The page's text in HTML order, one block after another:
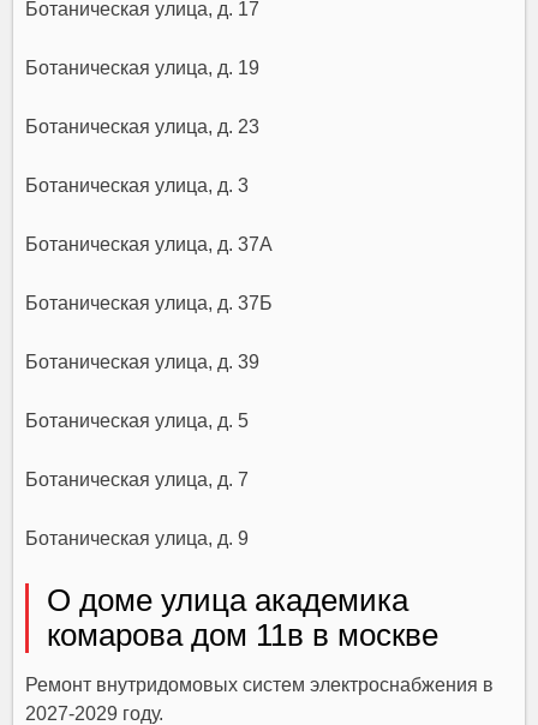
Ботаническая улица, д. 17
Ботаническая улица, д. 19
Ботаническая улица, д. 23
Ботаническая улица, д. 3
Ботаническая улица, д. 37А
Ботаническая улица, д. 37Б
Ботаническая улица, д. 39
Ботаническая улица, д. 5
Ботаническая улица, д. 7
Ботаническая улица, д. 9
О доме улица академика
комарова дом 11в в москве
Ремонт внутридомовых систем электроснабжения в
2027-2029 году.